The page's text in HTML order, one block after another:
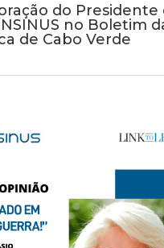
do Presidente
no Boletim
de Cabo Verde